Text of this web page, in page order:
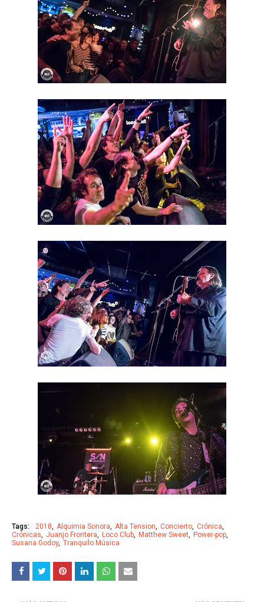
Tags: 2018 Alquimia Sonora Alta Tension Concierto Crónica
Crónicas
Juanjo Frontera Loco Club Matthew Sweet
Power-pop
Susana Godoy Tranquilo Música